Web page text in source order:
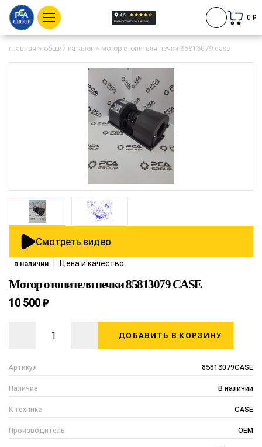
0 ₽
главная » общий каталог » мотор отопителя печки 85813079 case
Смотреть видео
в наличии Цена и качество
Мотор отопителя печки 85813079 CASE
Артикул 85813079CASE
Наличие В наличии
К технике CASE
Производитель OEM
10 500 ₽
ДОБАВИТЬ В КОРЗИНУ